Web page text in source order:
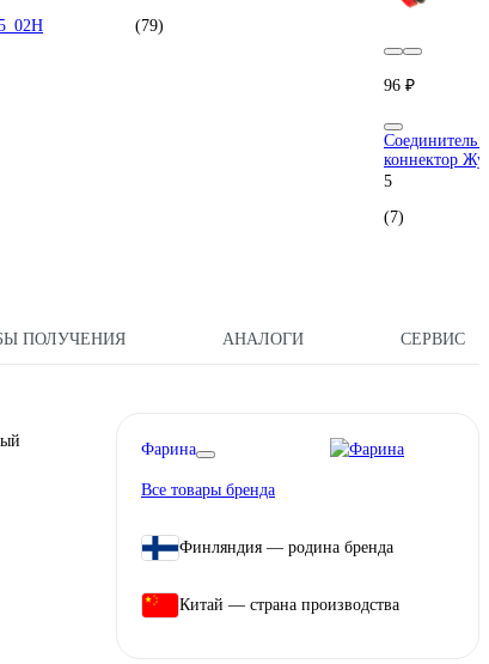
(79)
96 ₽
Соединитель
коннектор
5
(7)
ПОЛУЧЕНИЯ АНАЛОГИ СЕРВИС
Фарина
Все товары бренда
Финляндия — родина бренда
Китай — страна производства